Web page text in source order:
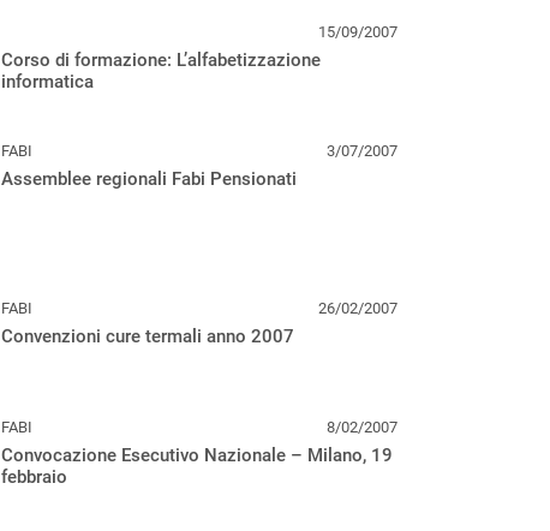
15/09/2007
Corso di formazione: L’alfabetizzazione
informatica
FABI 3/07/2007
Assemblee regionali Fabi Pensionati
FABI 26/02/2007
Convenzioni cure termali anno 2007
FABI 8/02/2007
Convocazione Esecutivo Nazionale – Milano, 19
febbraio